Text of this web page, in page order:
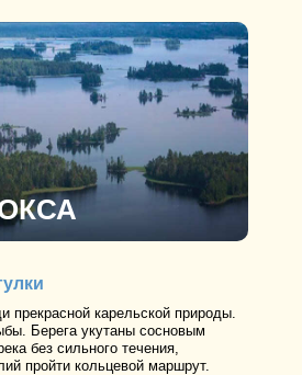
прекрасной карельской природы.
Берега укутаны сосновым
без сильного течения,
пройти кольцевой маршрут.